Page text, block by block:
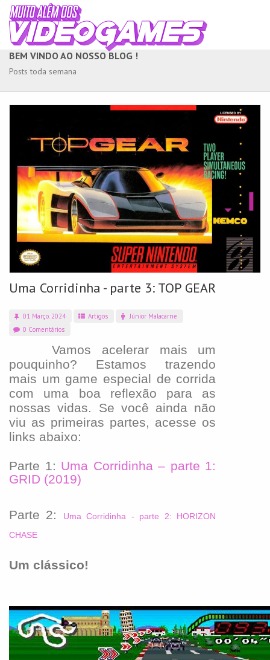
BEM VINDO AO NOSSO BLOG !
Posts toda semana
Uma Corridinha - parte 3: TOP GEAR
01 Março. 2024 Artigos
Júnior Malacarne
0 Comentários
Vamos acelerar mais um
pouquinho? Estamos trazendo
mais um game especial de corrida
com uma boa reflexão para as
nossas vidas. Se você ainda não
viu as primeiras partes, acesse os
links abaixo:
Parte 1: Uma Corridinha – parte 1:
GRID (2019)
Parte 2:
Uma Corridinha - parte 2: HORIZON
CHASE
Um clássico!